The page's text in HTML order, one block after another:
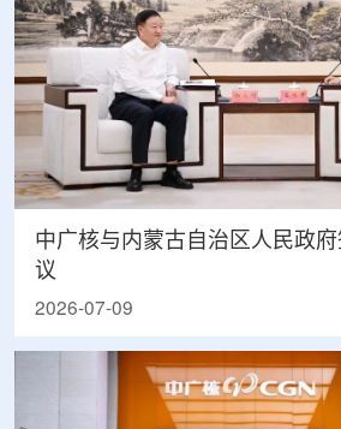
中广核与内蒙古自治区人民政
议
2026-07-09